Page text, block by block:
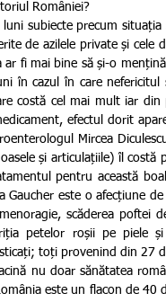
României?
de azilele private și cele
fi mai bine să și-o
în cazul în care nefericitul
costă cel mai mult iar din
efectul dorit
Mircea
și articulațiile) îl costă
pentru această
Gaucher este o afecțiune
scăderea poftei
petelor roșii pe piele
toți provenind din 27
este un flacon de 40